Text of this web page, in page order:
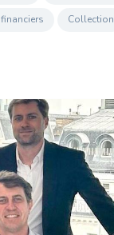
Collection